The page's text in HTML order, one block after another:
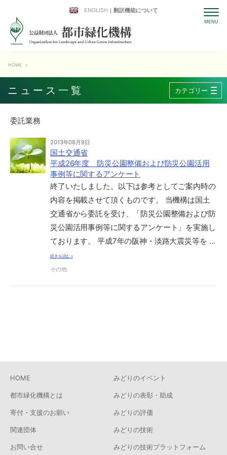
ENGLISH ｜翻訳機能について
ニュース一覧
HOME >
委託業務
2013年08月9日
国土交通省
平成26年度 防災公園整備および防災公園活用
事例等に関するアンケート
終了いたしました。以下は参考としてご案内時の
内容を掲載させて頂くものです。 当機構は国土
交通省から委託を受け、「防災公園整備および防
災公園活用事例等に関するアンケート」を実施し
ております。 平成7年の阪神・淡路大震災等を …
続きを読む »
その他
カテゴリー
HOME
都市緑化機構とは
寄付・支援のお願い
関連団体
お問い合せ
みどりのイベント
みどりの表彰・助成
みどりの評価
みどりの技術
みどりの技術プラットフォーム